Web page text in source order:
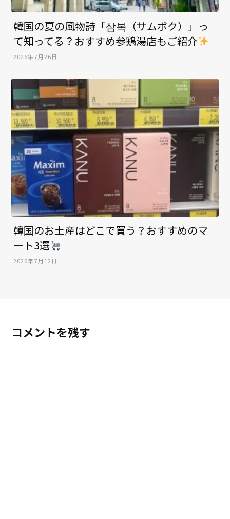
韓国の夏の風物詩「삼복（サムボク）」っ
て知ってる？おすすめ参鶏湯店もご紹介
2026年7月26日
韓国のお土産はどこで買う？おすすめのマ
ート3選
2026年7月12日
コメントを残す